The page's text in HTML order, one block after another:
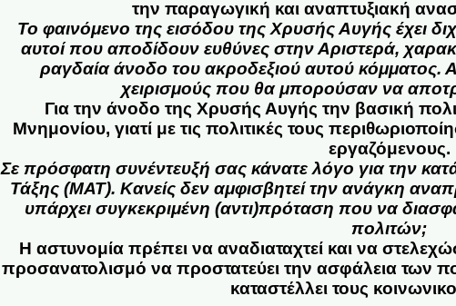
την παραγωγική και αναπτυξιακή
Το φαινόμενο της εισόδου της Χρυσής Αυγής έχει
αυτοί που αποδίδουν ευθύνες στην Αριστερά,
ραγδαία άνοδο του ακροδεξιού αυτού κόμματος.
χειρισμούς που θα μπορούσαν να
Για την άνοδο της Χρυσής Αυγής την βασική
Μνημονίου, γιατί με τις πολιτικές τους
εργαζόμενους.
Σε πρόσφατη συνέντευξή σας κάνατε λόγο για την
Τάξης (ΜΑΤ). Κανείς δεν αμφισβητεί την ανάγκη
υπάρχει συγκεκριμένη (αντι)πρόταση που να
πολιτών;
Η αστυνομία πρέπει να αναδιαταχτεί και να
προσανατολισμό να προστατεύει την ασφάλεια των
καταστέλλει τους